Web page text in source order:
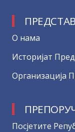
О нама
Историјат
Организација
Посјетите